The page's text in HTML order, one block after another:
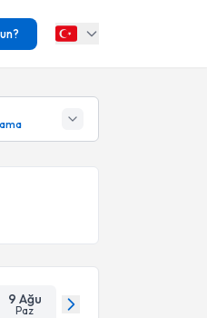
9 Ağu
Paz